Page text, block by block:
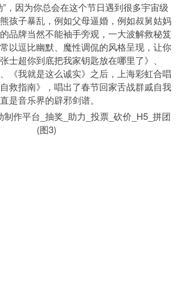
，因为你总会在这个节日遇到很多宇宙级
孩子暴乱，例如父母逼婚，例如叔舅姑妈
品牌当然不能袖手旁观，一大波解救秘笈
以逗比幽默、魔性调侃的风格呈现，让你
士超你到底把我家钥匙放在哪里了》、
《我就是这么诚实》之后，上海彩虹合唱
救指南》，唱出了春节回家舌战群戚自我
是音乐界的辟邪剑谱。